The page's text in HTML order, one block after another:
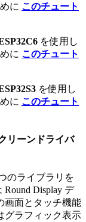
に このチュート
を使用し
に このチュート
を使用し
に このチュート
リーンドライバ
のライブラリを
Display デ
画面とタッチ機能
グラフィック表示